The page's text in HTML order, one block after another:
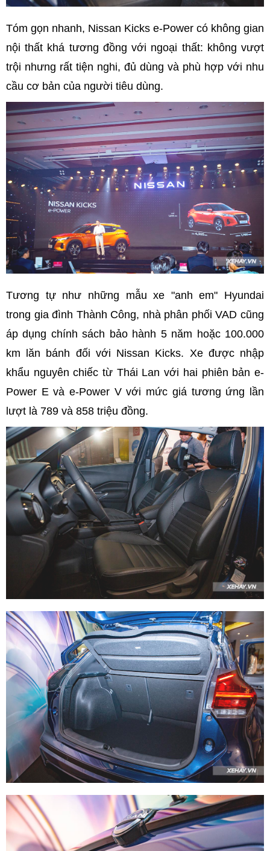
Tóm gọn nhanh, Nissan Kicks e-Power có không gian
nội thất khá tương đồng với ngoại thất: không vượt
trội nhưng rất tiện nghi, đủ dùng và phù hợp với nhu
cầu cơ bản của người tiêu dùng.
Tương tự như những mẫu xe "anh em" Hyundai
trong gia đình Thành Công, nhà phân phối VAD cũng
áp dụng chính sách bảo hành 5 năm hoặc 100.000
km lăn bánh đối với Nissan Kicks. Xe được nhập
khẩu nguyên chiếc từ Thái Lan với hai phiên bản e-
Power E và e-Power V với mức giá tương ứng lần
lượt là 789 và 858 triệu đồng.